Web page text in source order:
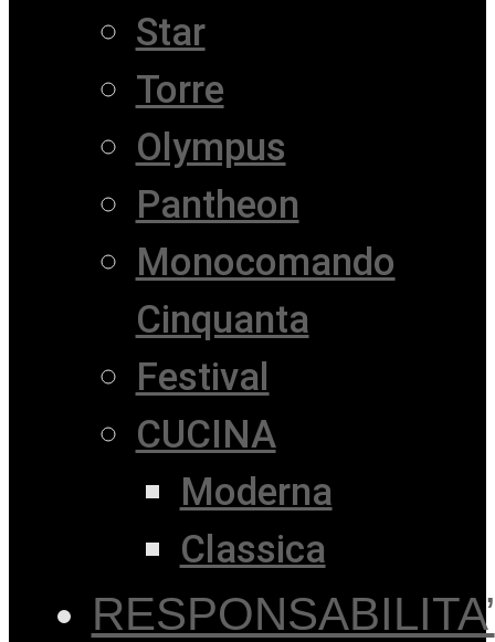
Star
Torre
Olympus
Pantheon
Monocomando
Cinquanta
Festival
CUCINA
Moderna
Classica
RESPONSABILITA’